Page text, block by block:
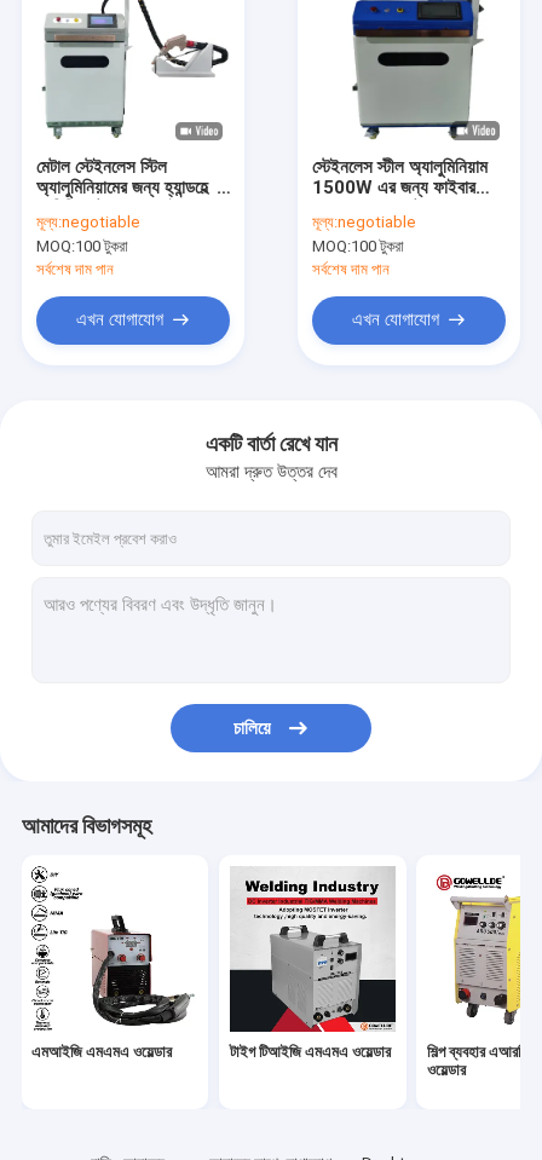
ভিডিও
ভিআর শো
কারখানা ভ্রমণ
মান নিয়ন্ত্রণ
যোগাযোগ করুন
এমআইজি এমএমএ ওয়েল্ডার
পালস টিআইজি এমএমএ ওয়েল্ডার
হোম ইউজ ওয়েল্ডার
পালস এমআইজি ওয়েল্ডার
টর্চের খুচরা যন্ত্রাংশ
সেলফ ডার্কিং ওয়েল্ডিং হেলমেট
ফাইবার লেজার ওয়েল্ডার
মেটাল স্টেইনলেস স্টিল
অ্যালুমিনিয়ামের জন্য হ্যান্ডহেল্ড
লেজার ওয়েল্ডার
মূল্য:negotiable
MOQ:100 টুকরা
সর্বশেষ দাম পান
এখন যোগাযোগ
স্টেইনলেস স্টীল অ্যালুমিনিয়াম
1500W এর জন্য ফাইবার
কেবল
মূল্য:negotiable
MOQ:100 টুকরা
সর্বশেষ দাম পান
এখন যোগাযোগ
একটি বার্তা রেখে যান
আমরা দ্রুত উত্তর দেব
চালিয়ে
আমাদের বিভাগসমূহ
এমআইজি এমএমএ ওয়েল্ডার টাইগ টিআইজি এমএমএ ওয়েল্ডার
শিল্প ব্যবহার এআরসি
ওয়েল্ডার